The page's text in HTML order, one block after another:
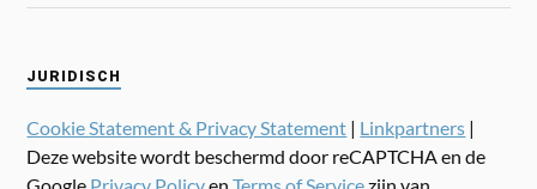
JURIDISCH
Cookie Statement & Privacy Statement | Linkpartners |
Deze website wordt beschermd door reCAPTCHA en de